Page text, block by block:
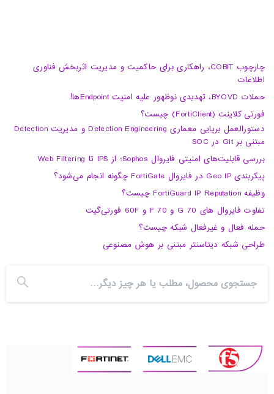
چارچوب COBIT، راهکاری برای حاکمیت و مدیریت اثربخش فناوری
اطلاعات
حملات BYOVD، تهدیدی نوظهور علیه امنیت Endpointها!
فورتی کلاینت (FortiClient) چیست؟
دستورالعمل برپایی معماری Detection Engineering و مدیریت Detection
مبتنی بر Git در SOC
بررسی قابلیت‌های امنیتی فایروال Sophos؛ از IPS تا Web Filtering
پیکربندی Geo IP در فایروال FortiGate چگونه انجام می‌شود؟
وظیفه FortiGuard IP Reputation چیست؟
تفاوت فایروال های 70 G و 70 F و 60F فورتی‌گیت
حمله فعال و غیرفعال شبکه چیست؟
طراحی شبکه دیتاسنتر مبتنی بر هوش مصنوعی